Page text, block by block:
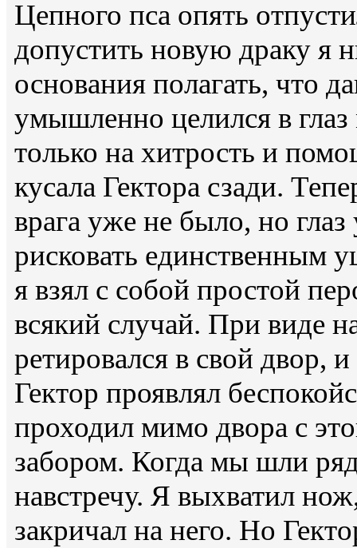
Цепного пса опять
допустить новую драку я
основания полагать, что
умышленно целился в глаз
только на хитрость и
кусала Гектора сзади.
врага уже не было, но
рисковать единственным
я взял с собой простой
всякий случай. При виде
ретировался в свой двор,
Гектор проявлял
проходил мимо двора с
забором. Когда мы шли
навстречу. Я выхватил
закричал на него. Но